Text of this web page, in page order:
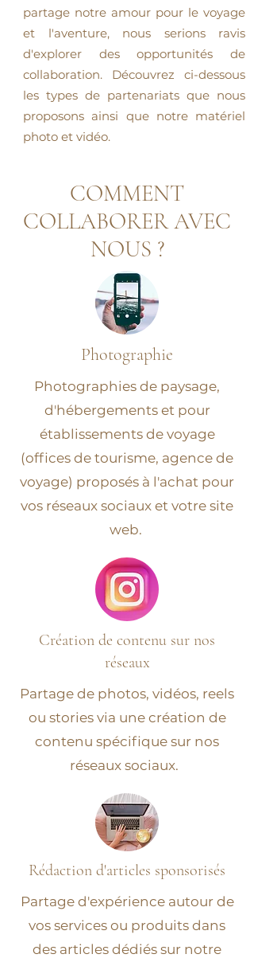
partage notre amour pour le voyage
et l'aventure, nous serions ravis
d'explorer des opportunités de
collaboration. Découvrez ci-dessous
les types de partenariats que nous
proposons ainsi que notre matériel
photo et vidéo.
COMMENT
COLLABORER AVEC
NOUS ?
Photographie
Photographies de paysage,
d'hébergements et pour
établissements de voyage
(offices de tourisme, agence de
voyage) proposés à l'achat pour
vos réseaux sociaux et votre site
web.
Création de contenu sur nos
réseaux
Partage de photos, vidéos, reels
ou stories via une création de
contenu spécifique sur nos
réseaux sociaux.
Rédaction d'articles sponsorisés
Partage d'expérience autour de
vos services ou produits dans
des articles dédiés sur notre